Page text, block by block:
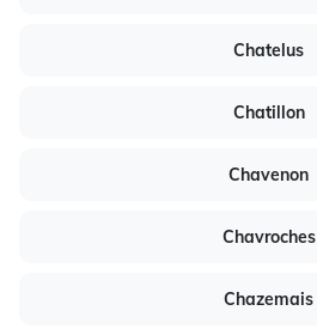
Chatelus
Chatillon
Chavenon
Chavroches
Chazemais